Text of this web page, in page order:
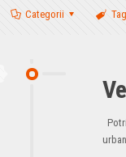
Categorii